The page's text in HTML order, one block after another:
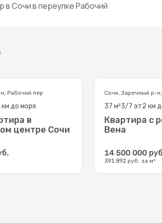
в Сочи в переулке Рабочий
, Рабочий пер
км до моря
в
центре Сочи
Сочи, Заречный р-н,
37 м²3/7 эт2 км
Квартира с
Вена
14 500 000
391 892 руб. за м²